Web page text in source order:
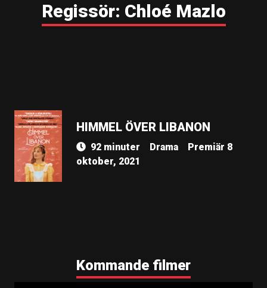
Regissör: Chloé Mazlo
HIMMEL ÖVER LIBANON
92 minuter Drama
Premiär 8
oktober, 2021
Kommande filmer